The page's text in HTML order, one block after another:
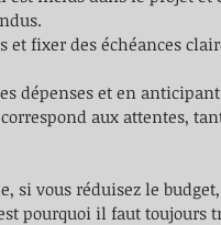
fixer des échéances
dépenses et en
aux attentes,
si vous réduisez le
pourquoi il faut toujours